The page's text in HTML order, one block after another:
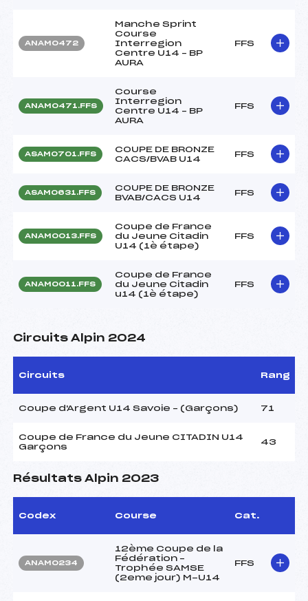
ANAM0472
Manche Sprint
Course
Interregion
Centre U14 – BP
AURA
FFS
ANAM0471.FFS
Course
Interregion
Centre U14 – BP
AURA
FFS
ASAM0701.FFS
COUPE DE BRONZE
CACS/BVAB U14
FFS
ASAM0631.FFS
COUPE DE BRONZE
BVAB/CACS U14
FFS
ANAM0013.FFS
Coupe de France
du Jeune Citadin
U14 (1è étape)
FFS
ANAM0011.FFS
Coupe de France
du Jeune Citadin
u14 (1è étape)
FFS
Circuits Alpin 2024
Circuits Rang
Coupe d'Argent U14 Savoie – (Garçons) 71
Coupe de France du Jeune CITADIN U14
Garçons
43
Résultats Alpin 2023
Codex Course Cat.
ANAM0234
12ème Coupe de la
Fédération –
Trophée SAMSE
(2eme jour) M-U14
FFS